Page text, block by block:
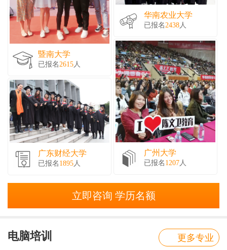
暨南大学
已报名2615人
广东财经大学
已报名 1895人
华南农业大学
已报名2438人
广州大学
已报名 1207人
立即咨询 学历名额
电脑培训 更多专业